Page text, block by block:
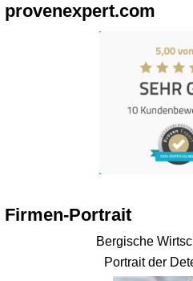
provenexpert.com
Firmen-Portrait
Bergische
Portrait der